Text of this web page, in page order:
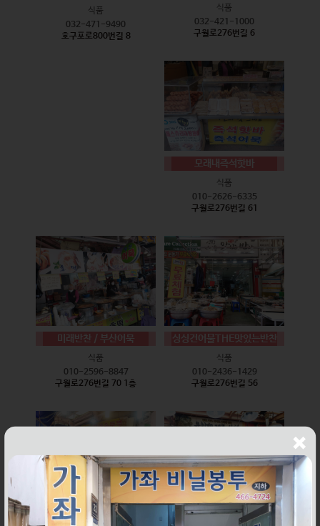
식품
032-471-9490
호구포로800번길 8
식품
032-421-1000
구월로276번길 6
모래내즉석핫바
식품
010-2626-6335
구월로276번길 61
미래반찬 / 부산어묵
식품
010-2596-8847
구월로276번길 70 1층
싱싱건어물THE맛있는반찬
식품
010-2436-1429
구월로276번길 56
웰빙즉석손두부 윤하네건어물